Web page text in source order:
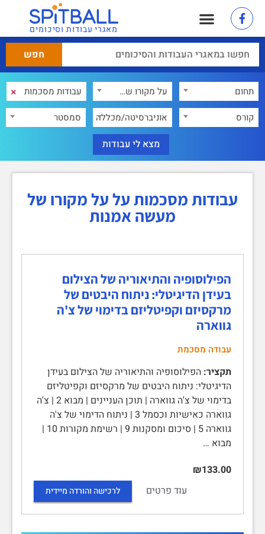
מאגרי עבודות וסיכומים
תחום על מקורו של מעשה אמנות ×
קורס אוניברסיטה/מכללה סמסטר
עבודות מסכמות על על מקורו של
מעשה אמנות
הפילוסופיה והתיאוריה של הצילום
בעידן הדיגיטלי: ניתוח היבטים של
מרקסיזם וקפיטליזם בדימוי של צ'ה
גווארה
עבודה מסכמת
תקציר: הפילוסופיה והתיאוריה של הצילום בעידן
הדיגיטלי: ניתוח היבטים של מרקסיזם וקפיטליזם
בדימוי של צ'ה גווארה | תוכן העניינים | מבוא 2 | צ'ה
גווארה כאישיות וכסמל 3 | ניתוח הדימוי של צ'ה
גווארה 5 | סיכום ומסקנות 9 | רשימת מקורות 10 |
מבוא …
₪133.00
עוד פרטים
לרכישה והורדה מיידית